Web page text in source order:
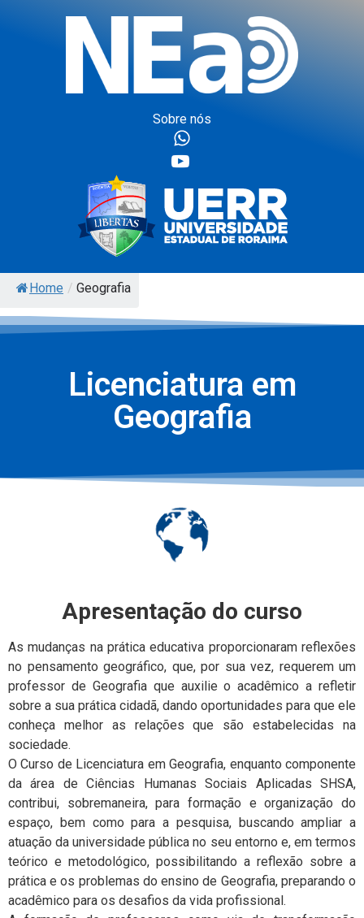
Sobre nós
Home / Geografia
Licenciatura em
Geografia
Apresentação do curso
As mudanças na prática educativa proporcionaram reflexões
no pensamento geográfico, que, por sua vez, requerem um
professor de Geografia que auxilie o acadêmico a refletir
sobre a sua prática cidadã, dando oportunidades para que ele
conheça melhor as relações que são estabelecidas na
sociedade.
O Curso de Licenciatura em Geografia, enquanto componente
da área de Ciências Humanas Sociais Aplicadas SHSA,
contribui, sobremaneira, para formação e organização do
espaço, bem como para a pesquisa, buscando ampliar a
atuação da universidade pública no seu entorno e, em termos
teórico e metodológico, possibilitando a reflexão sobre a
prática e os problemas do ensino de Geografia, preparando o
acadêmico para os desafios da vida profissional.